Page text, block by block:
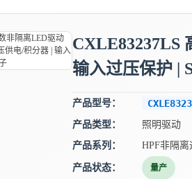
CXLE83237LS
输入过压保护 |
产品型号：
产品类型：
照明驱动
产品系列：
HPF非隔
产品状态： 量产